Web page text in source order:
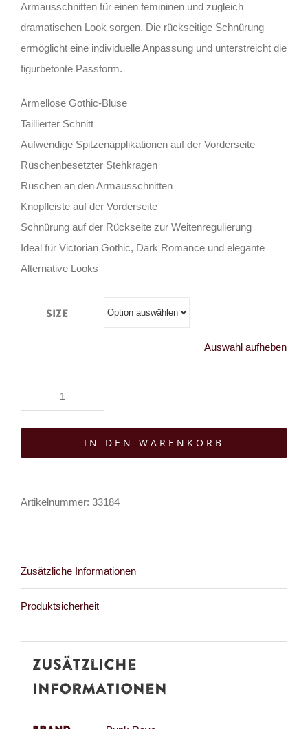
Armausschnitten für einen femininen und zugleich
dramatischen Look sorgen. Die rückseitige Schnürung
ermöglicht eine individuelle Anpassung und unterstreicht die
figurbetonte Passform.
Ärmellose Gothic-Bluse
Taillierter Schnitt
Aufwendige Spitzenapplikationen auf der Vorderseite
Rüschenbesetzter Stehkragen
Rüschen an den Armausschnitten
Knopfleiste auf der Vorderseite
Schnürung auf der Rückseite zur Weitenregulierung
Ideal für Victorian Gothic, Dark Romance und elegante
Alternative Looks
Size
Auswahl aufheben
Rave
BluseIN DEN WARENKORB
Artikelnummer: 33184
Zusätzliche Informationen
Produktsicherheit
Zusätzliche
Informationen